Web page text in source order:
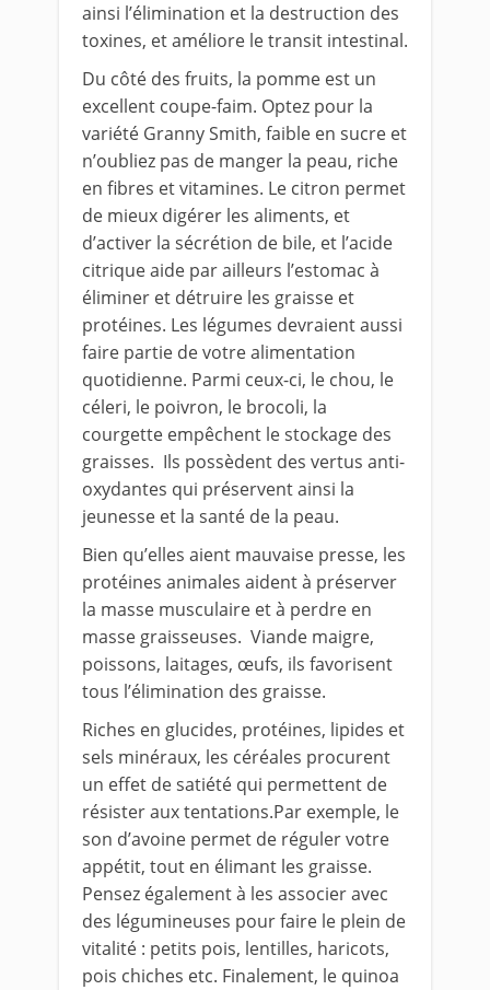
ainsi l’élimination et la destruction des
toxines, et améliore le transit intestinal.
Du côté des fruits, la pomme est un
excellent coupe-faim. Optez pour la
variété Granny Smith, faible en sucre et
n’oubliez pas de manger la peau, riche
en fibres et vitamines. Le citron permet
de mieux digérer les aliments, et
d’activer la sécrétion de bile, et l’acide
citrique aide par ailleurs l’estomac à
éliminer et détruire les graisse et
protéines. Les légumes devraient aussi
faire partie de votre alimentation
quotidienne. Parmi ceux-ci, le chou, le
céleri, le poivron, le brocoli, la
courgette empêchent le stockage des
graisses. Ils possèdent des vertus anti-
oxydantes qui préservent ainsi la
jeunesse et la santé de la peau.
Bien qu’elles aient mauvaise presse, les
protéines animales aident à préserver
la masse musculaire et à perdre en
masse graisseuses. Viande maigre,
poissons, laitages, œufs, ils favorisent
tous l’élimination des graisse.
Riches en glucides, protéines, lipides et
sels minéraux, les céréales procurent
un effet de satiété qui permettent de
résister aux tentations.Par exemple, le
son d’avoine permet de réguler votre
appétit, tout en élimant les graisse.
Pensez également à les associer avec
des légumineuses pour faire le plein de
vitalité : petits pois, lentilles, haricots,
pois chiches etc. Finalement, le quinoa